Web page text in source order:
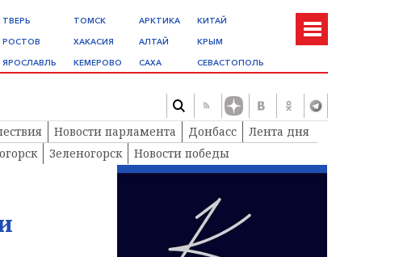
ТВЕРЬ
РОСТОВ
ЯРОСЛАВЛЬ
ТОМСК
ХАКАСИЯ
КЕМЕРОВО
АРКТИКА
АЛТАЙ
САХА
КИТАЙ
КРЫМ
СЕВАСТОПОЛЬ
Новости парламента Донбасс
Лента дня
Зеленогорск
Новости победы